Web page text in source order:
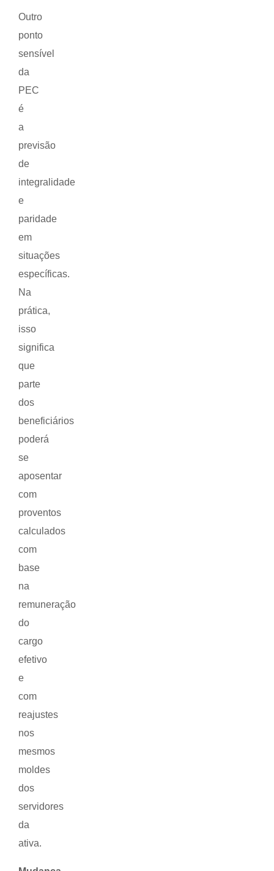
Outro
ponto
sensível
da
PEC
é
a
previsão
de
integralidade
e
paridade
em
situações
específicas.
Na
prática,
isso
significa
que
parte
dos
beneficiários
poderá
se
aposentar
com
proventos
calculados
com
base
na
remuneração
do
cargo
efetivo
e
com
reajustes
nos
mesmos
moldes
dos
servidores
da
ativa.